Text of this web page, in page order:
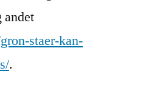
andet
staer-kan-
.